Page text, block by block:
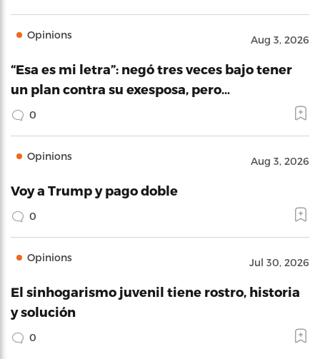
Opinions Aug 3, 2026
“Esa es mi letra”: negó tres veces bajo tener
un plan contra su exesposa, pero…
0
Opinions Aug 3, 2026
Voy a Trump y pago doble
0
Opinions Jul 30, 2026
El sinhogarismo juvenil tiene rostro, historia
y solución
0